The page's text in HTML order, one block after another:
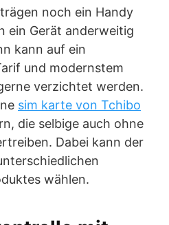
noch ein Handy
ein Gerät anderweitig
kann auf ein
und modernstem
verzichtet werden.
sim karte von Tchibo
die selbige auch ohne
Dabei kann der
wählen.